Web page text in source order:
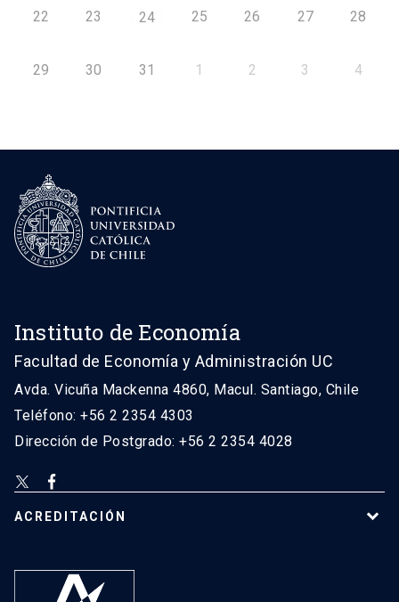
22 23 24 25 26 27 28
29 30 31 1 2 3 4
Instituto de Economía
Facultad de Economía y Administración UC
Avda. Vicuña Mackenna 4860, Macul. Santiago, Chile
Teléfono: +56 2 2354 4303
Dirección de Postgrado: +56 2 2354 4028
ACREDITACIÓN